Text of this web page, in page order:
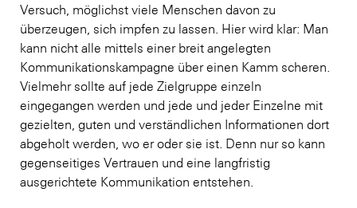
Versuch, möglichst viele Menschen davon zu
überzeugen, sich impfen zu lassen. Hier wird klar: Man
kann nicht alle mittels einer breit angelegten
Kommunikationskampagne über einen Kamm scheren.
Vielmehr sollte auf jede Zielgruppe einzeln
eingegangen werden und jede und jeder Einzelne mit
gezielten, guten und verständlichen Informationen dort
abgeholt werden, wo er oder sie ist. Denn nur so kann
gegenseitiges Vertrauen und eine langfristig
ausgerichtete Kommunikation entstehen.